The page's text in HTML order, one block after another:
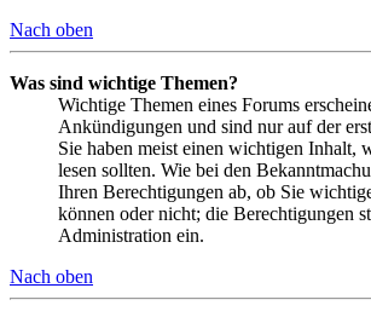
Nach oben
Was sind wichtige Themen?
Wichtige Themen eines Forums
Ankündigungen und sind nur auf der
Sie haben meist einen wichtigen Inhalt,
lesen sollten. Wie bei den
Ihren Berechtigungen ab, ob Sie
können oder nicht; die Berechtigungen
Administration ein.
Nach oben